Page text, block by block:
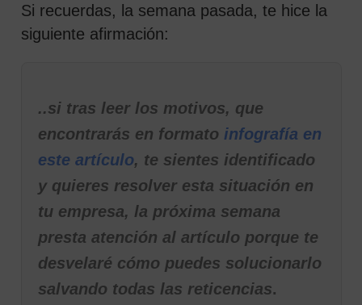
Si recuerdas, la semana pasada, te hice la
siguiente afirmación:
..si tras leer los motivos, que
encontrarás en formato infografía en
este artículo, te sientes identificado
y quieres resolver esta situación en
tu empresa, la próxima semana
presta atención al artículo porque te
desvelaré cómo puedes solucionarlo
salvando todas las reticencias.